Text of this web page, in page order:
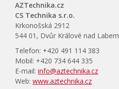
AZTechnika.cz
CS Technika s.r.o.
Krkonošská 2912
544 01, Dvůr Králové nad Labem
Telefon: +420 491 114 383
Mobil: +420 734 644 335
E-mail:info@aztechnika.cz
Web:www.aztechnika.cz